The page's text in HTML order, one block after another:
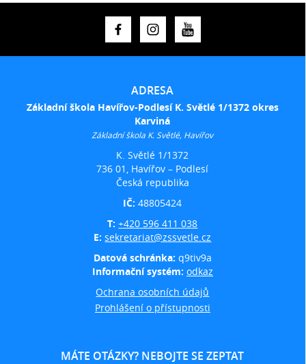
ADRESA
Základní škola Havířov-Podlesí K. Světlé 1/1372 okres
Karviná
Základní škola K. Světlé, Havířov
K. Světlé 1/1372
736 01, Havířov – Podlesí
Česká republika
IČ:48805424
T:+420 596 411 038
E:sekretariat@zssvetle.cz
Datová schránka: q9tiv9a
Informační systém: odkaz
Ochrana osobních údajů
Prohlášení o přístupnosti
MÁTE OTÁZKY? NEBOJTE SE ZEPTAT